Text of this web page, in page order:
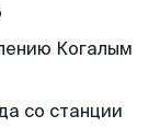
Когалым
со станции